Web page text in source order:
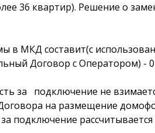
36 квартир). Решение о
МКД составит(с
Договор с Оператором) - 0
за подключение не
на размещение
подключение